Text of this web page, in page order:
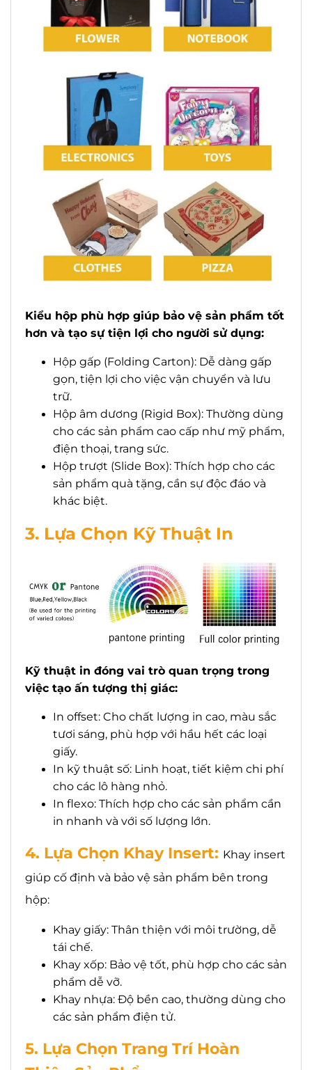
Kiểu hộp phù hợp giúp bảo vệ sản phẩm tốt
hơn và tạo sự tiện lợi cho người sử dụng:
Hộp gấp (Folding Carton): Dễ dàng gấp
gọn, tiện lợi cho việc vận chuyển và lưu
trữ.
Hộp âm dương (Rigid Box): Thường dùng
cho các sản phẩm cao cấp như mỹ phẩm,
điện thoại, trang sức.
Hộp trượt (Slide Box): Thích hợp cho các
sản phẩm quà tặng, cần sự độc đáo và
khác biệt.
3. Lựa Chọn Kỹ Thuật In
Kỹ thuật in đóng vai trò quan trọng trong
việc tạo ấn tượng thị giác:
In offset: Cho chất lượng in cao, màu sắc
tươi sáng, phù hợp với hầu hết các loại
giấy.
In kỹ thuật số: Linh hoạt, tiết kiệm chi phí
cho các lô hàng nhỏ.
In flexo: Thích hợp cho các sản phẩm cần
in nhanh và với số lượng lớn.
4. Lựa Chọn Khay Insert: Khay insert
giúp cố định và bảo vệ sản phẩm bên trong
hộp:
Khay giấy: Thân thiện với môi trường, dễ
tái chế.
Khay xốp: Bảo vệ tốt, phù hợp cho các sản
phẩm dễ vỡ.
Khay nhựa: Độ bền cao, thường dùng cho
các sản phẩm điện tử.
5. Lựa Chọn Trang Trí Hoàn